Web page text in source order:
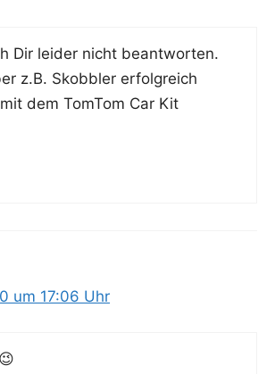
Dir lei­der nicht beant­wor­ten.
z.B. Skob­bler erfolg­reich
dem Tom­Tom Car Kit
um 17:06 Uhr